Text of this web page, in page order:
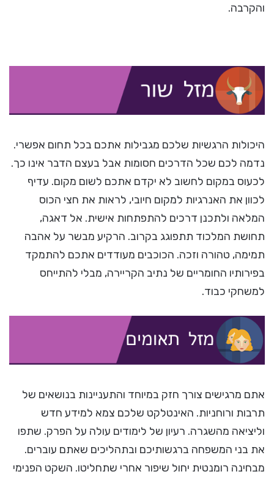
והקרבה.
היכולות הרגשיות שלכם מגבילות אתכם בכל תחום אפשרי.
נדמה לכם שכל הדרכים חסומות אבל בעצם הדבר אינו כך.
לכעוס במקום לחשוב לא יקדם אתכם לשום מקום. עדיף
לכוון את האנרגיות למקום חיובי, לראות את חצי הכוס
המלאה ולתכנן דרכים להתפתחות אישית. אל דאגה,
תחושת המלכוד תתפוגג בקרוב. הרקיע מבשר על אהבה
תמימה, טהורה וזכה. הכוכבים מעודדים אתכם להתמקד
בפירותיו החומריים של נתיב הקריירה, מבלי להתייחס
למשחקי כבוד.
אתם מרגישים צורך חזק במיוחד והתעניינות בנושאים של
תרבות ורוחניות. האינטלקט שלכם צמא למידע חדש
וליציאה מהשגרה. רעיון של לימודים עולה על הפרק. שתפו
את בני המשפחה ברגשותיכם ובתהליכים שאתם עוברים.
מבחינה רומנטית יחול שיפור אחרי שתחליטו. השקט הפנימי